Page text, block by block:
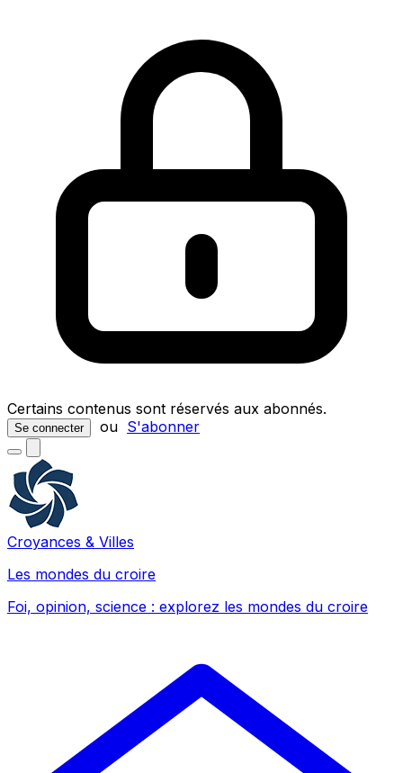
Certains contenus sont réservés aux abonnés.
Se connecter ou S'abonner
Croyances & Villes
Les mondes du croire
Foi, opinion, science : explorez les mondes du croire